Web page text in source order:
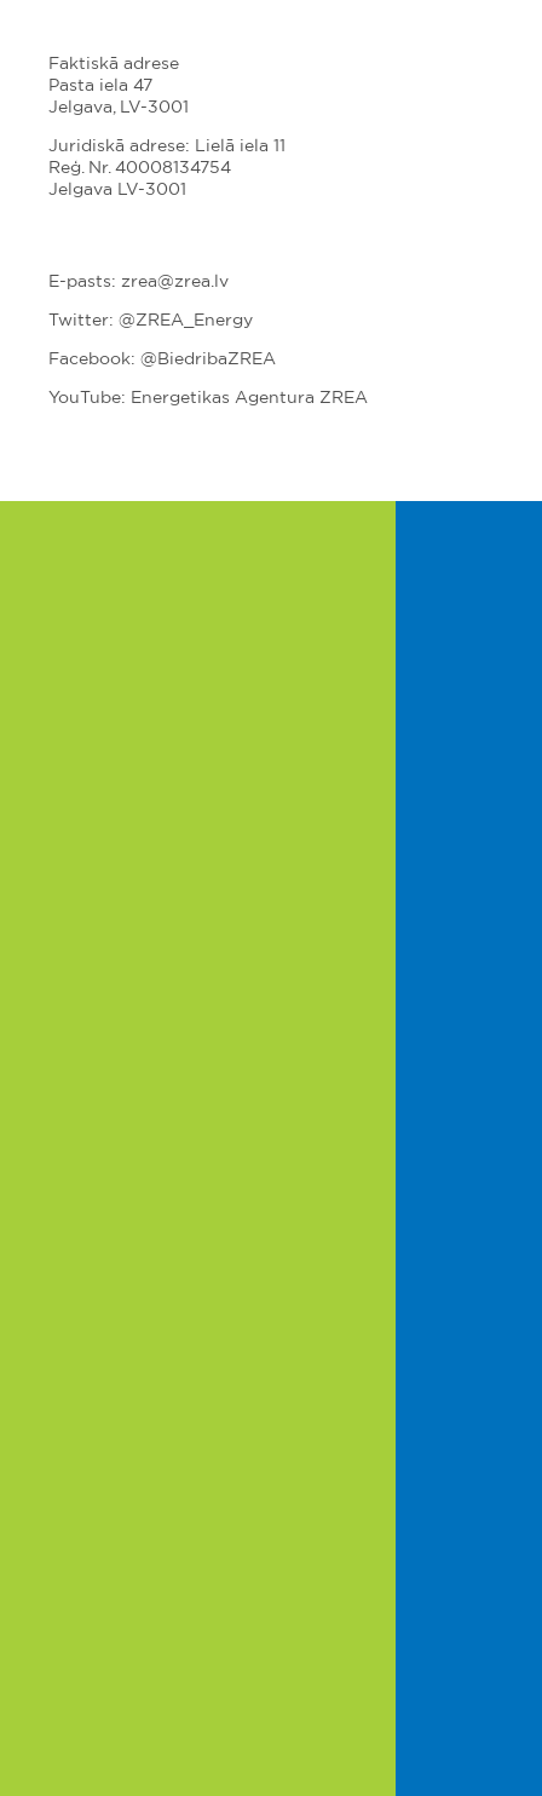
Faktiskā adrese
Pasta iela 47
Jelgava, LV-3001
Juridiskā adrese: Lielā iela 11
Reģ. Nr. 40008134754
Jelgava LV-3001
E-pasts: zrea@zrea.lv
Twitter: @ZREA_Energy
Facebook: @BiedribaZREA
YouTube: Energetikas Agentura ZREA